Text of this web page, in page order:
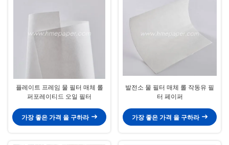
플레이트 프레임 물 필터 매체 롤
퍼포레이티드 오일 필터
가장 좋은 가격 을 구하라
발전소 물 필터 매체 롤 작동유 필
터 페이퍼
가장 좋은 가격 을 구하라